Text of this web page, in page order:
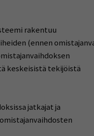
rakentuu
(ennen
keskeisistä tekijöistä
jatkajat ja
omistajanvaihdosten